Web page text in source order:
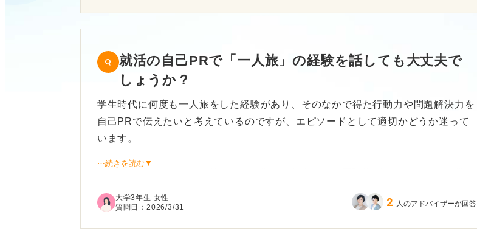
就活の自己PRで「一人旅」の経験を話しても大丈夫で
しょうか？
学生時代に何度も一人旅をした経験があり、そのなかで得た行動力や問題解決力を
自己PRで伝えたいと考えているのですが、エピソードとして適切かどうか迷って
います。
⋯続きを読む▼
大学3年生 女性
質問日：2026/3/31 2 人のアドバイザーが回答